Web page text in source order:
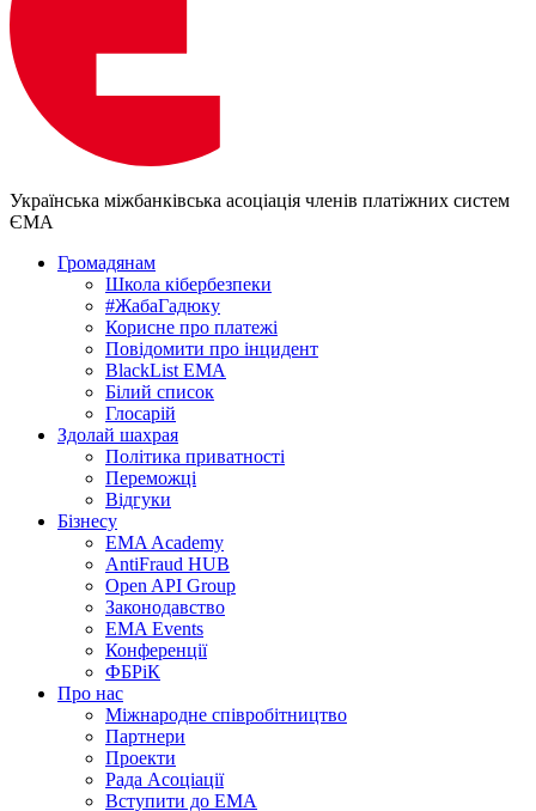
Українська міжбанківська асоціація членів платіжних систем
ЄМА
Громадянам
Школа кібербезпеки
#ЖабаГадюку
Корисне про платежі
Повідомити про інцидент
BlackList EMA
Білий список
Глосарій
Здолай шахрая
Політика приватності
Переможцi
Відгуки
Бізнесу
EMA Academy
AntiFraud HUB
Open API Group
Законодавство
EMA Events
Конференції
ФБРіК
Про нас
Міжнародне співробітництво
Партнери
Проекти
Рада Асоціації
Вступити до ЕМА